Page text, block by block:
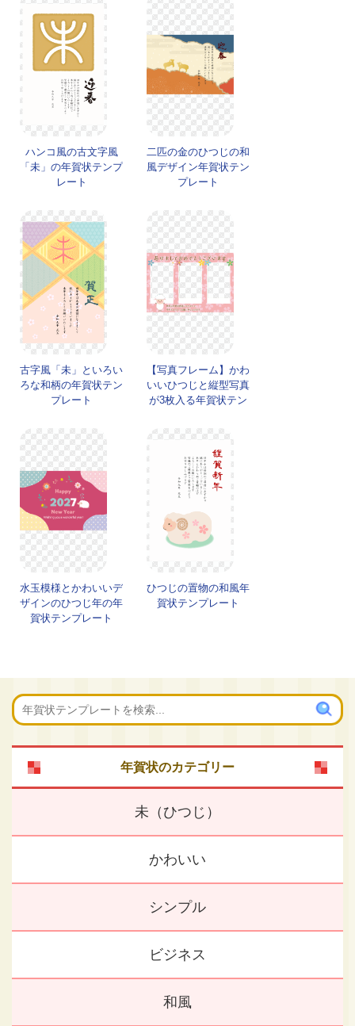
ハンコ風の古文字風
「未」の年賀状テンプ
レート
二匹の金のひつじの和
風デザイン年賀状テン
プレート
古字風「未」といろい
ろな和柄の年賀状テン
プレート
【写真フレーム】かわ
いいひつじと縦型写真
が3枚入る年賀状テン
水玉模様とかわいいデ
ザインのひつじ年の年
賀状テンプレート
ひつじの置物の和風年
賀状テンプレート
年賀状のカテゴリー
未（ひつじ）
かわいい
シンプル
ビジネス
和風